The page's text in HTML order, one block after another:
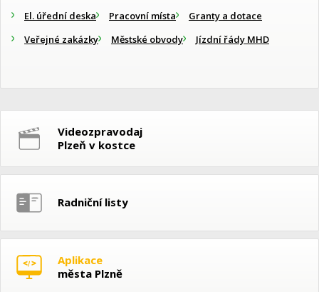
El. úřední deska
Pracovní místa
Granty a dotace
Veřejné zakázky
Městské obvody Jízdní řády MHD
Videozpravodaj
Plzeň v kostce
Radniční listy
Aplikace
města Plzně